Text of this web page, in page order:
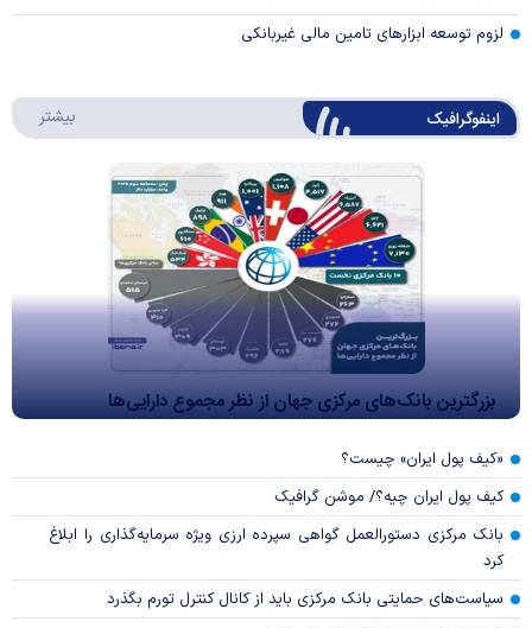
لزوم توسعه ابزارهای تامین مالی غیربانکی
اینفوگرافیک بیشتر
بزرگترین بانک‌های مرکزی جهان از نظر مجموع دارایی‌ها
«کیف پول ایران» چیست؟
کیف پول ایران چیه؟/ موشن گرافیک
بانک مرکزی دستورالعمل گواهی سپرده ارزی ویژه سرمایه‌گذاری را ابلاغ
کرد
سیاست‌های حمایتی بانک مرکزی باید از کانال کنترل تورم بگذرد